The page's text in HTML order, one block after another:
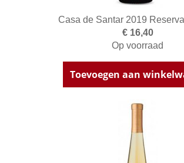
Casa de Santar 2019
€ 16,40
Op voorraad
Toevoegen aan